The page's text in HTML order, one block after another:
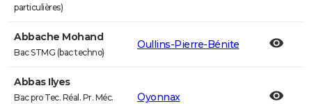
particulières)
Abbache Mohand
Bac STMG (bac techno)
Oullins-Pierre-Bénite
Abbas Ilyes
Bac pro Tec. Réal. Pr. Méc.
Oyonnax